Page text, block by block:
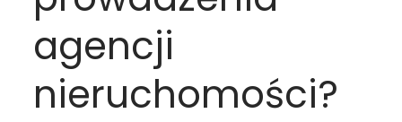
agencji
nieruchomości?